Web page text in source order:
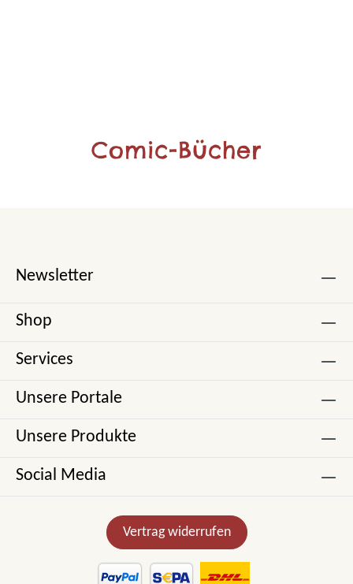
Comic-Bücher
Newsletter
Shop
Services
Unsere Portale
Unsere Produkte
Social Media
Vertrag widerrufen